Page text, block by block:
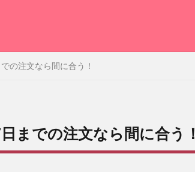
の注文なら間に合う！
までの注文なら間に合う！